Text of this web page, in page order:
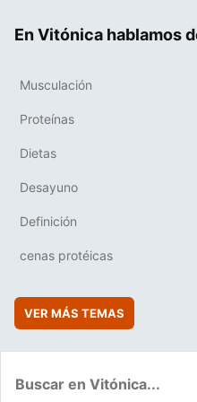
En Vitónica hablamos
Musculación
Proteínas
Dietas
Desayuno
Definición
cenas protéicas
VER MÁS TEMAS